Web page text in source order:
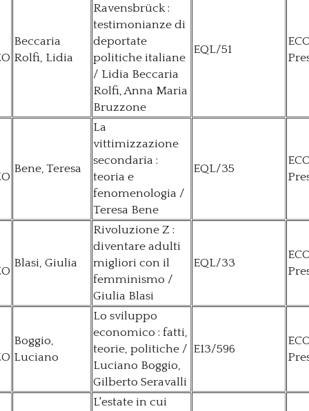
Beccaria
Rolfi, Lidia
Ravensbrück :
testimonianze di
deportate
politiche italiane
/ Lidia Beccaria
Rolfi, Anna Maria
Bruzzone
EQL/51
Bene, Teresa
La
vittimizzazione
secondaria :
teoria e
fenomenologia /
Teresa Bene
EQL/35
Blasi, Giulia
Rivoluzione Z :
diventare adulti
migliori con il
femminismo /
Giulia Blasi
EQL/33
Boggio,
Luciano
Lo sviluppo
economico : fatti,
teorie, politiche /
Luciano Boggio,
Gilberto Seravalli
E13/596
L'estate in cui